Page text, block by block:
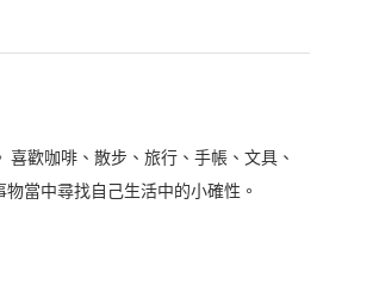
歡咖啡、散步、旅行、手帳、文具、
當中尋找自己生活中的小確性。